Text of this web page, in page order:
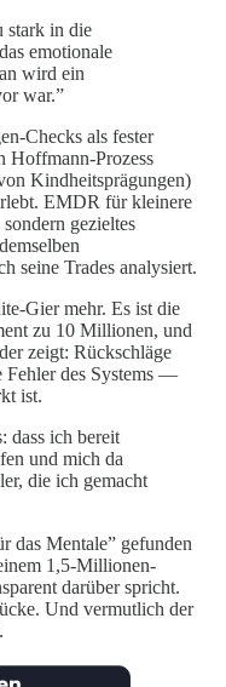
stark in die
emotionale
wird ein
war.”
Checks als fester
Hoffmann-Prozess
Kindheitsprägungen)
EMDR für kleinere
gezieltes
seine Trades analysiert.
Gier mehr. Es ist die
zu 10 Millionen, und
zeigt: Rückschläge
Fehler des Systems —
ist.
dass ich bereit
und mich da
die ich gemacht
das Mentale” gefunden
1,5-Millionen-
darüber spricht.
Und vermutlich der